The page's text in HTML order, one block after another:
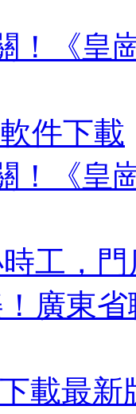
！《皇
件下載
！《皇
工，門
廣東
載最新